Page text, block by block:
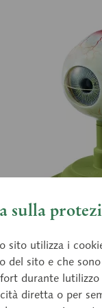
oculare
circa 4 volte, in
in 6 parti:
sulla
sito utilizza i
del sito e che
durante
diretta o per